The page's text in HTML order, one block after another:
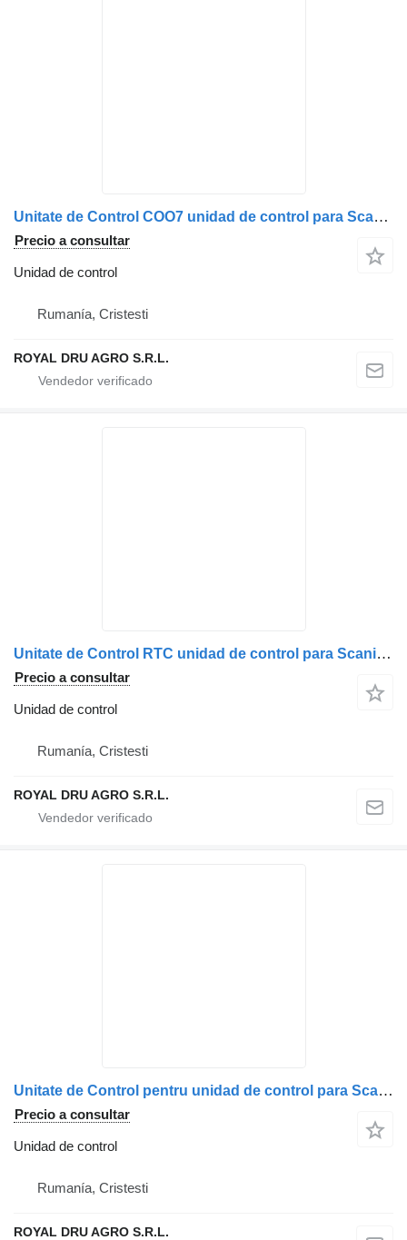
Unitate de Control COO7 unidad de control para Scania 1879963 camión
Precio a consultar
Unidad de control
Rumanía, Cristesti
ROYAL DRU AGRO S.R.L.
Unitate de Control RTC unidad de control para Scania ECU 2424369 C200, 24V, Estonia, 2015-06-01 camión
Precio a consultar
Unidad de control
Rumanía, Cristesti
ROYAL DRU AGRO S.R.L.
Unitate de Control pentru unidad de control para Scania 14111A-P05-15 camión
Precio a consultar
Unidad de control
Rumanía, Cristesti
ROYAL DRU AGRO S.R.L.